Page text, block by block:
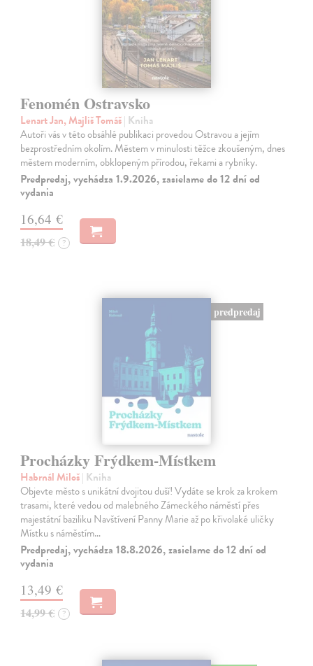
Fenomén Ostravsko
Lenart Jan, Majliš Tomáš| Kniha
Autoři vás v této obsáhlé publikaci provedou Ostravou a jejím
bezprostředním okolím. Městem v minulosti těžce zkoušeným, dnes
městem moderním, obklopeným přírodou, řekami a rybníky.
Predpredaj, vychádza 1.9.2026, zasielame do 12 dní od
vydania
16,64 €
18,49 € ?
predpredaj
Procházky Frýdkem-Místkem
Habrnál Miloš| Kniha
Objevte město s unikátní dvojitou duší! Vydáte se krok za krokem
trasami, které vedou od malebného Zámeckého náměstí přes
majestátní baziliku Navštívení Panny Marie až po křivolaké uličky
Místku s náměstím…
Predpredaj, vychádza 18.8.2026, zasielame do 12 dní od
vydania
13,49 €
14,99 € ?